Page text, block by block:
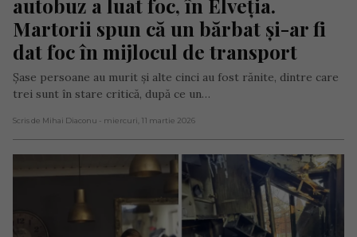
autobuz a luat foc, în Elveția.
Martorii spun că un bărbat și-ar fi
dat foc în mijlocul de transport
Șase persoane au murit și alte cinci au fost rănite, dintre care
trei sunt în stare critică, după ce un…
Scris de Mihai Diaconu - miercuri, 11 martie 2026